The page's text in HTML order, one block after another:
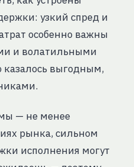
узкий спред и
особенно важны
и волатильными
казалось выгодным,
— не менее
рынка, сильном
исполнения могут